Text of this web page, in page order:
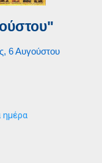
6 Αυγούστου
ημέρα